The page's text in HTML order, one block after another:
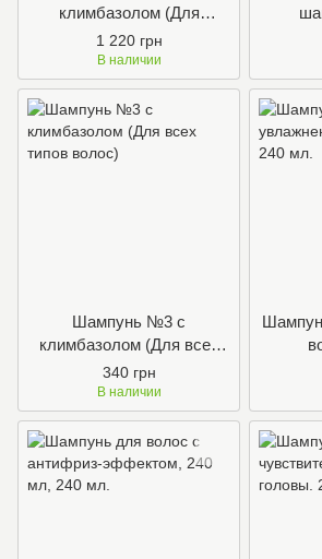
климбазолом (Для
нормальной и жирной кожи
головы)
1 220 грн
В наличии
Шампунь №3 с
климбазолом (Для всех
типов волос)
340 грн
В наличии